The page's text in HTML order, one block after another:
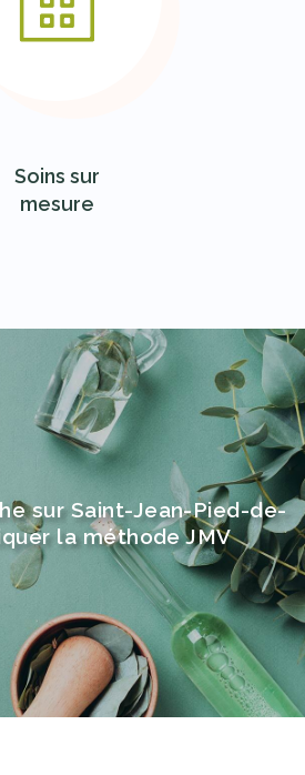
Soins sur
mesure
sur Saint-Jean-Pied-de-
la méthode JMV